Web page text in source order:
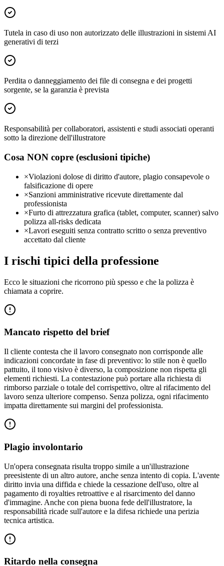
Tutela in caso di uso non autorizzato delle illustrazioni in sistemi AI
generativi di terzi
Perdita o danneggiamento dei file di consegna e dei progetti
sorgente, se la garanzia è prevista
Responsabilità per collaboratori, assistenti e studi associati operanti
sotto la direzione dell'illustratore
Cosa NON copre (esclusioni tipiche)
×Violazioni dolose di diritto d'autore, plagio consapevole o
falsificazione di opere
×Sanzioni amministrative ricevute direttamente dal
professionista
×Furto di attrezzatura grafica (tablet, computer, scanner) salvo
polizza all-risks dedicata
×Lavori eseguiti senza contratto scritto o senza preventivo
accettato dal cliente
I rischi tipici della professione
Ecco le situazioni che ricorrono più spesso e che la polizza è
chiamata a coprire.
Mancato rispetto del brief
Il cliente contesta che il lavoro consegnato non corrisponde alle
indicazioni concordate in fase di preventivo: lo stile non è quello
pattuito, il tono visivo è diverso, la composizione non rispetta gli
elementi richiesti. La contestazione può portare alla richiesta di
rimborso parziale o totale del corrispettivo, oltre al rifacimento del
lavoro senza ulteriore compenso. Senza polizza, ogni rifacimento
impatta direttamente sui margini del professionista.
Plagio involontario
Un'opera consegnata risulta troppo simile a un'illustrazione
preesistente di un altro autore, anche senza intento di copia. L'avente
diritto invia una diffida e chiede la cessazione dell'uso, oltre al
pagamento di royalties retroattive e al risarcimento del danno
d'immagine. Anche con piena buona fede dell'illustratore, la
responsabilità ricade sull'autore e la difesa richiede una perizia
tecnica artistica.
Ritardo nella consegna